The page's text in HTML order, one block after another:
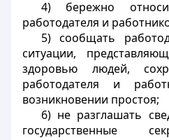
4) бережно
работодателя и
5) сообщать
ситуации,
здоровью людей,
работодателя и
возникновении простоя;
6) не разглашать
государственные